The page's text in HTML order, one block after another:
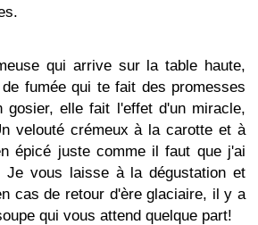
qui arrive sur la table haute,
fumée qui te fait des promesses
gosier, elle fait l'effet d'un miracle,
velouté crémeux à la carotte et à
épicé juste comme il faut que j'ai
Je vous laisse à la dégustation et
cas de retour d'ère glaciaire, il y a
qui vous attend quelque part!